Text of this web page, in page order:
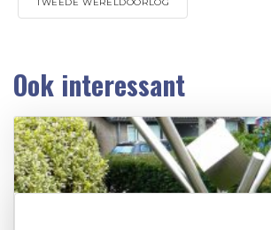
Ook interessant